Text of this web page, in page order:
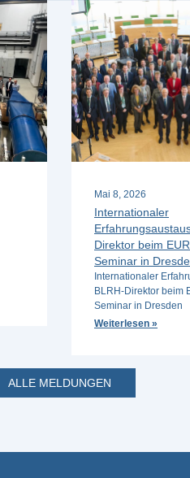
Mai 8, 2026
Internationaler
Direktor beim
Seminar in
Internationaler
BLRH-Direktor beim
Seminar in Dresden
Weiterlesen »
ALLE MELDUNGEN